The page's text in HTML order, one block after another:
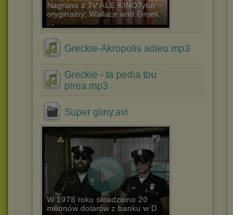
Nagrano z TV ALE KINOTytuł
oryginalny: Wallace and Gromi
Greckie-Akropolis adieu.mp3
Greckie - ta pedia tou
pirea.mp3
Super gliny.avi
W 1978 roku skradziono 20
milionów dolarów z banku w D